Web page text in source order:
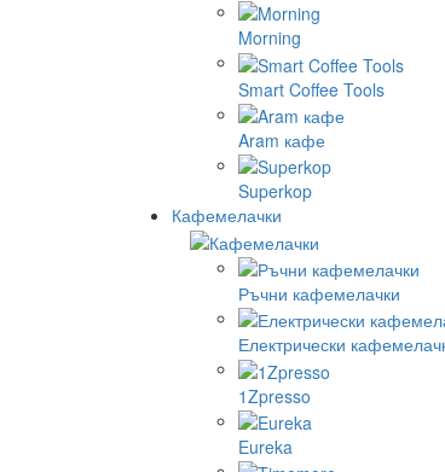
Morning
Smart Coffee Tools
Aram кафе
Superkop
Кафемелачки
Ръчни кафемелачки
Електрически
1Zpresso
Eureka